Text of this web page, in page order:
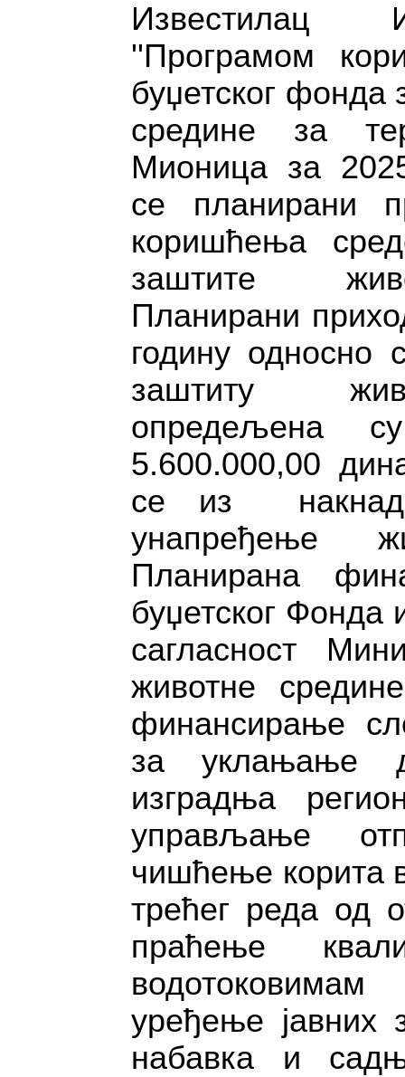
Известилац
''Програмом
буџетског фонда
средине за
Мионица за
се планирани
коришћења
заштите
Планирани
годину односно
заштиту
опредељена
5.600.000,00
се из
унапређење
Планирана
буџетског Фонда
сагласност
животне
финансирање
за уклањање
изградња
управљање
чишћење корита
трећег реда од
праћење
уређење јавних
набавка и